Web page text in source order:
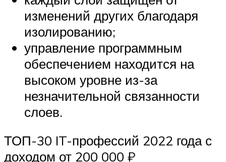
изменений других благодаря
изолированию;
управление программным
обеспечением находится на
высоком уровне из-за
незначительной связанности
слоев.
ТОП-30 IT-профессий 2022 года с
доходом от 200 000 ₽